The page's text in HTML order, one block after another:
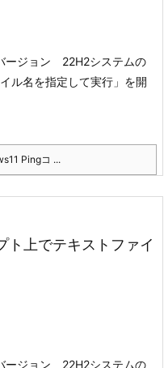
ージョン 22H2システムの
ル名を指定して実行」を開
Pingコ ...
上でテキストファイ
ージョン 22H2システムの